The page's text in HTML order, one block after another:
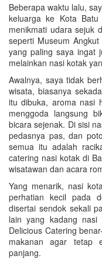
Beberapa waktu lalu,
keluarga ke Kota
menikmati udara sejuk
seperti Museum
yang paling saya ingat
melainkan nasi kotak
Awalnya, saya tidak
wisata, biasanya
itu dibuka, aroma nasi
menggoda langsung
bicara sejenak. Di sisi
pedasnya pas, dan
semua itu adalah
catering nasi kotak di
wisatawan dan acara
Yang menarik, nasi
perhatian kecil pada
disertai sendok sekali
lain yang kadang nasi
Delicious Catering
makanan agar tetap
panjang.